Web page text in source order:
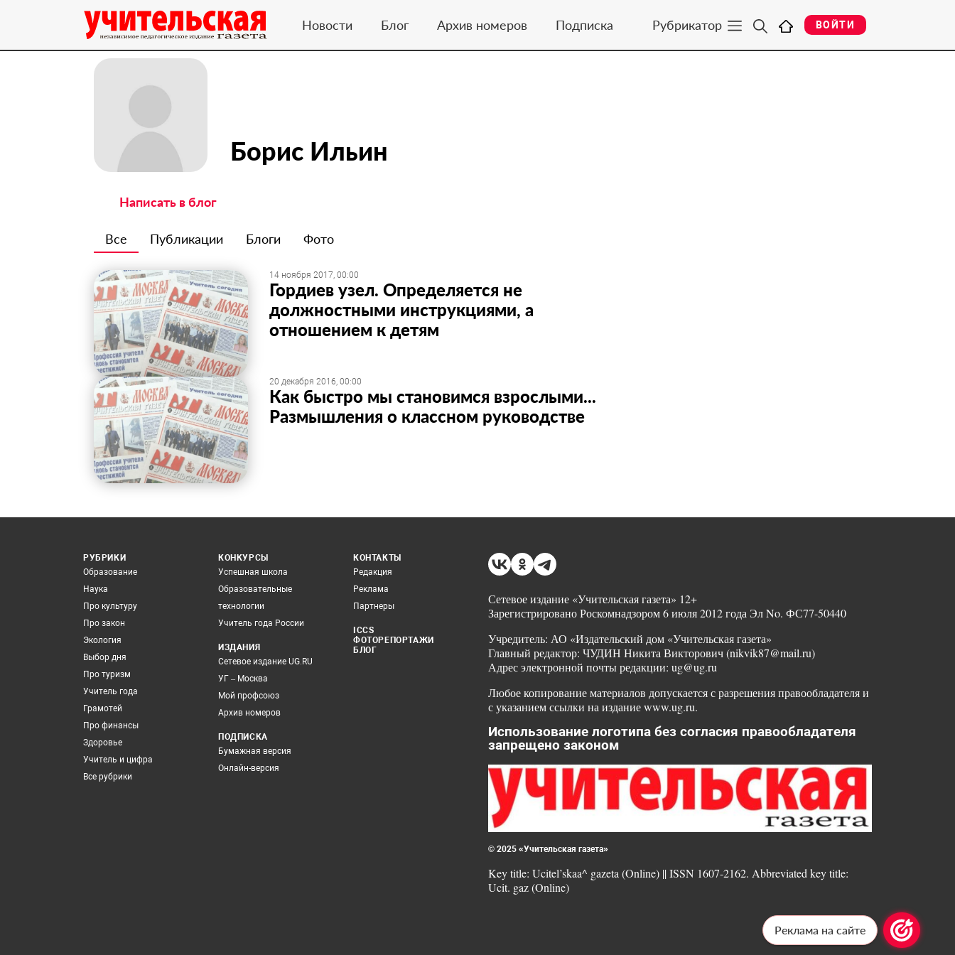
Новости Блог Архив номеров Подписка Рубрикатор ВОЙТИ
Борис Ильин
Написать в блог
Все Публикации Блоги Фото
14 ноября 2017, 00:00
Гордиев узел. Определяется не
должностными инструкциями, а
отношением к детям
20 декабря 2016, 00:00
Как быстро мы становимся взрослыми...
Размышления о классном руководстве
РУБРИКИ
Образование
Наука
Про культуру
Про закон
Экология
Выбор дня
Про туризм
Учитель года
Грамотей
Про финансы
Здоровье
Учитель и цифра
Все рубрики
КОНКУРСЫ
Успешная школа
Образовательные
технологии
Учитель года России
ИЗДАНИЯ
Сетевое издание UG.RU
УГ – Москва
Мой профсоюз
Архив номеров
ПОДПИСКА
Бумажная версия
Онлайн-версия
КОНТАКТЫ
Редакция
Реклама
Партнеры
ICCS
ФОТОРЕПОРТАЖИ
БЛОГ
Сетевое издание «Учительская газета» 12+
Зарегистрировано Роскомнадзором 6 июля 2012 года Эл No. ФС77-50440
Учредитель: АО «Издательский дом «Учительская газета»
Главный редактор: ЧУДИН Никита Викторович (nikvik87@mail.ru)
Адрес электронной почты редакции: ug@ug.ru
Любое копирование материалов допускается с разрешения правообладателя и
с указанием ссылки на издание www.ug.ru.
Использование логотипа без согласия правообладателя
запрещено законом
© 2025 «Учительская газета»
Key title: Ucitel’skaa^ gazeta (Online) || ISSN 1607-2162. Abbreviated key title:
Ucit. gaz (Online)
Реклама на сайте